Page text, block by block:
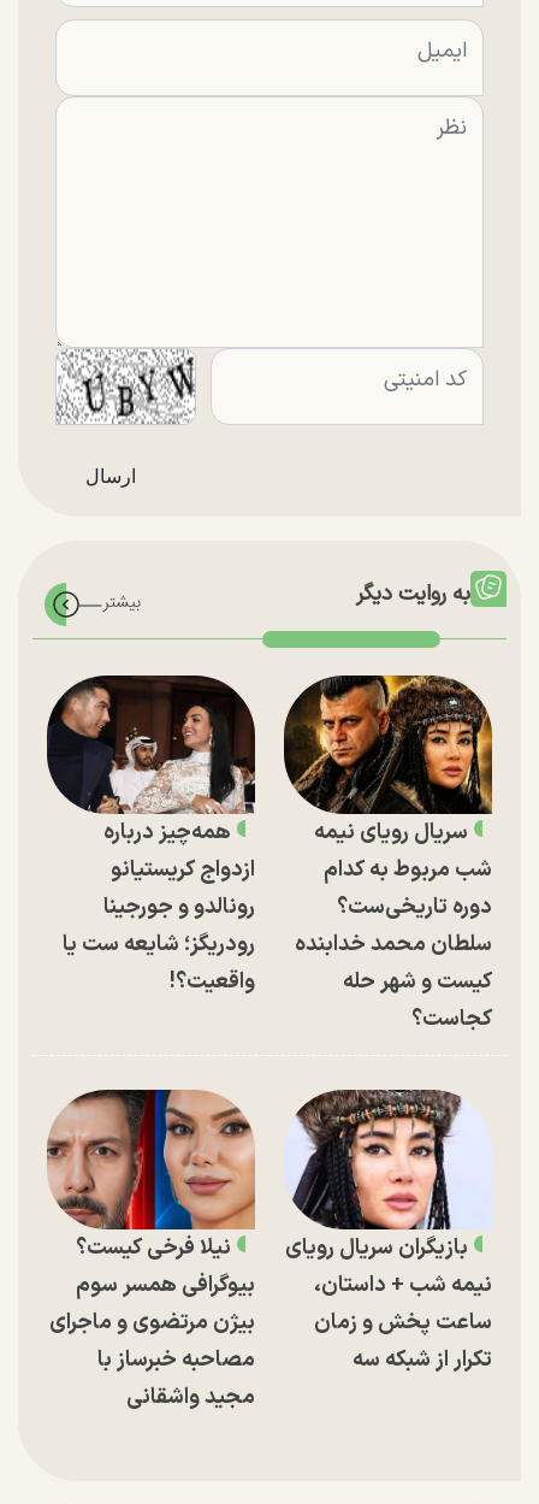
به روایت دیگر
سریال رویای نیمه
شب مربوط به کدام
دوره تاریخی‌ست؟
سلطان محمد خدابنده
کیست و شهر حله
کجاست؟
همه‌چیز درباره
ازدواج کریستیانو
رونالدو و جورجینا
رودریگز؛ شایعه ست یا
واقعیت؟!
بازیگران سریال رویای
نیمه شب + داستان،
ساعت پخش و زمان
تکرار از شبکه سه
نیلا فرخی کیست؟
بیوگرافی همسر سوم
بیژن مرتضوی و ماجرای
مصاحبه خبرساز با
مجید واشقانی